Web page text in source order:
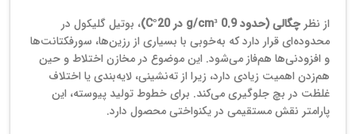
از نظر چگالی (حدود 0.9 g/cm³ در 20°C)
، بوتیل گلیکول در
محدوده‌ای قرار دارد که به‌خوبی با بسیاری از رزین‌ها، سورفکتانت‌ها
و افزودنی‌ها هم‌فاز می‌شود. این موضوع در مخازن اختلاط و حین
هم‌زدن اهمیت زیادی دارد، زیرا از ته‌نشینی، لایه‌بندی یا اختلاف
غلظت در بچ جلوگیری می‌کند. برای خطوط تولید پیوسته، این
پارامتر نقش مستقیمی در یکنواختی محصول دارد.